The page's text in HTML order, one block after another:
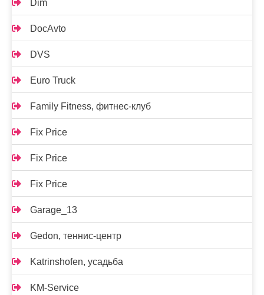
Dim
DocAvto
DVS
Euro Truck
Family Fitness, фитнес-клуб
Fix Price
Fix Price
Fix Price
Garage_13
Gedon, теннис-центр
Katrinshofen, усадьба
KM-Service